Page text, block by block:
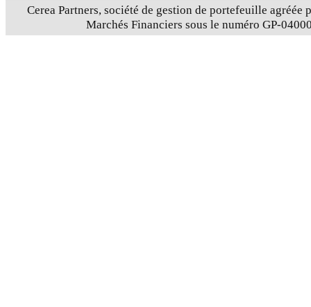
Cerea Partners, société de gestion de portefeuille agréée
Marchés Financiers sous le numéro GP-